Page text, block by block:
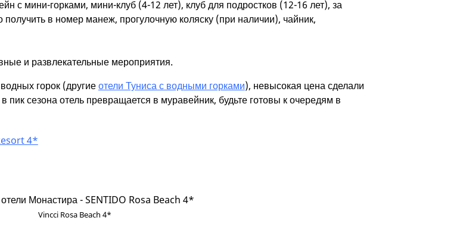
с мини-горками, мини-клуб (4-12 лет), клуб для подростков (12-16 лет), за
в номер манеж, прогулочную коляску (при наличии), чайник,
и развлекательные мероприятия.
горок (другиеотели Туниса с водными горками), невысокая цена сделали
сезона отель превращается в муравейник, будьте готовы к очередям в
4*
Vincci Rosa Beach 4*